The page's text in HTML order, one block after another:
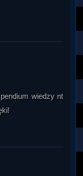
obserwowanych
i przeżyć
epoki i sposobu
lub inteligencji niż
zaznaczył, że w
motywy
wiedzy nt